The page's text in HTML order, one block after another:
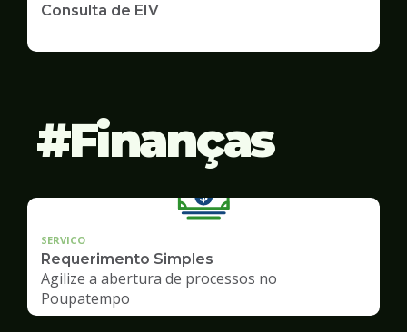
Consulta de EIV
Finanças
SERVICO
Requerimento Simples
Agilize a abertura de processos no
Poupatempo